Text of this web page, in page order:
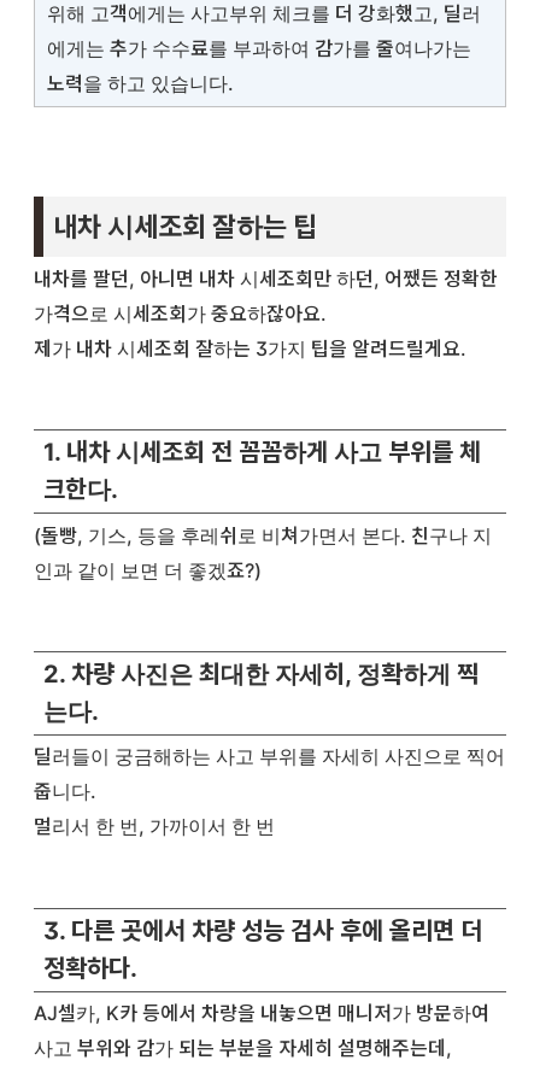
위해 고객에게는 사고부위 체크를 더 강화했고, 딜러
에게는 추가 수수료를 부과하여 감가를 줄여나가는
노력을 하고 있습니다.
내차 시세조회 잘하는 팁
내차를 팔던, 아니면 내차 시세조회만 하던, 어쨌든 정확한
가격으로 시세조회가 중요하잖아요.
제가 내차 시세조회 잘하는 3가지 팁을 알려드릴게요.
1. 내차 시세조회 전 꼼꼼하게 사고 부위를 체
크한다.
(돌빵, 기스, 등을 후레쉬로 비쳐가면서 본다. 친구나 지
인과 같이 보면 더 좋겠죠?)
2. 차량 사진은 최대한 자세히, 정확하게 찍
는다.
딜러들이 궁금해하는 사고 부위를 자세히 사진으로 찍어
줍니다.
멀리서 한 번, 가까이서 한 번
3. 다른 곳에서 차량 성능 검사 후에 올리면 더
정확하다.
AJ셀카, K카 등에서 차량을 내놓으면 매니저가 방문하여
사고 부위와 감가 되는 부분을 자세히 설명해주는데,